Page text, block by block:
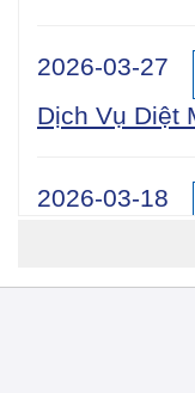
2026-03-27
2026-03-18